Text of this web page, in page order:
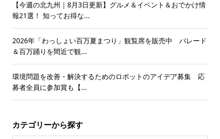
【今週の北九州｜8月3日更新】グルメ＆イベント＆おでかけ情
報21選！ 知ってお得な...
2026年「わっしょい百万夏まつり」観覧席を販売中 パレード
＆百万踊りを間近で観...
環境問題を改善・解決するためのロボットのアイデア募集 応
募者全員に参加賞も【...
カテゴリーから探す